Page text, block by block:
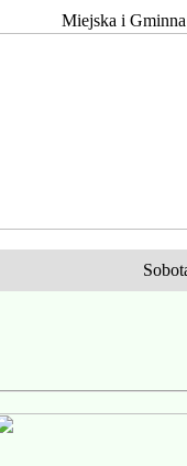
Miejska i